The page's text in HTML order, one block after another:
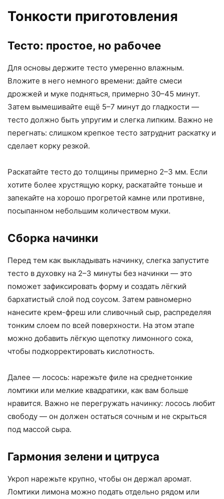
Тонкости приготовления
Тесто: простое, но рабочее
Для основы держите тесто умеренно влажным.
Вложите в него немного времени: дайте смеси
дрожжей и муке подняться, примерно 30–45 минут.
Затем вымешивайте ещё 5–7 минут до гладкости —
тесто должно быть упругим и слегка липким. Важно не
перегнать: слишком крепкое тесто затруднит раскатку и
сделает корку резкой.
Раскатайте тесто до толщины примерно 2–3 мм. Если
хотите более хрустящую корку, раскатайте тоньше и
запекайте на хорошо прогретой камне или противне,
посыпанном небольшим количеством муки.
Сборка начинки
Перед тем как выкладывать начинку, слегка запустите
тесто в духовку на 2–3 минуты без начинки — это
поможет зафиксировать форму и создать лёгкий
бархатистый слой под соусом. Затем равномерно
нанесите крем-фреш или сливочный сыр, распределяя
тонким слоем по всей поверхности. На этом этапе
можно добавить лёгкую щепотку лимонного сока,
чтобы подкорректировать кислотность.
Далее — лосось: нарежьте филе на среднетонкие
ломтики или мелкие квадратики, как вам больше
нравится. Важно не перегружать начинку: лосось любит
свободу — он должен остаться сочным и не скрыться
под массой сыра.
Гармония зелени и цитруса
Укроп нарежьте крупно, чтобы он держал аромат.
Ломтики лимона можно подать отдельно рядом или